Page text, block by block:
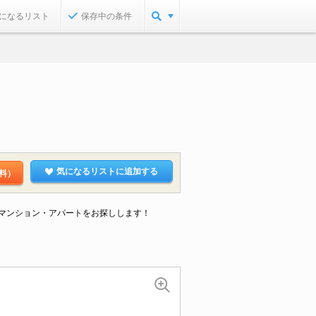
なるリスト 保存中の条件
） 気になるリストに追加する
ション・アパートをお探しします！